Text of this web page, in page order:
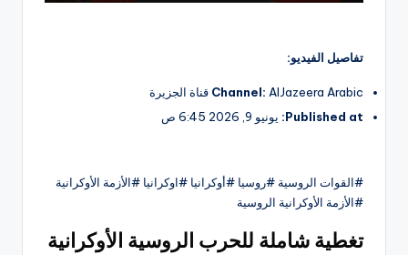
تفاصيل الفيديو:
Channel: AlJazeera Arabic قناة الجزيرة
Published at: يونيو 9, 2026 6:45 ص
#القوات الروسية #روسيا #أوكرانيا #اوكرانيا #الأزمة الأوكرانية
#الأزمة الأوكرانية الروسية
تغطية شاملة للحرب الروسية الأوكرانية